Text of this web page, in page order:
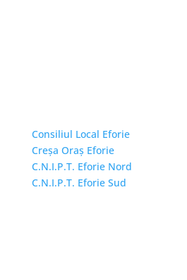
Consiliul Local Eforie
Creșa Oraș Eforie
C.N.I.P.T. Eforie Nord
C.N.I.P.T. Eforie Sud